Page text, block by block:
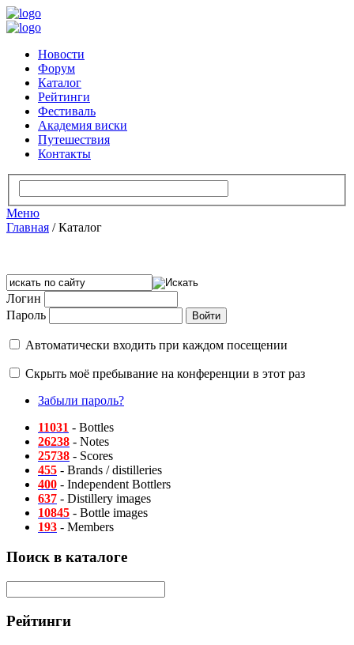
Новости
Форум
Каталог
Рейтинги
Фестиваль
Академия виски
Путешествия
Контакты
Меню
Главная /Каталог
Логин
Пароль
Автоматически входить при каждом посещении
Скрыть моё пребывание на конференции в этот раз
Забыли пароль?
11031 - Bottles
26238 - Notes
25738 - Scores
455 - Brands / distilleries
400 - Independent Bottlers
637 - Distillery images
10845 - Bottle images
193 - Members
Поиск в каталоге
Рейтинги